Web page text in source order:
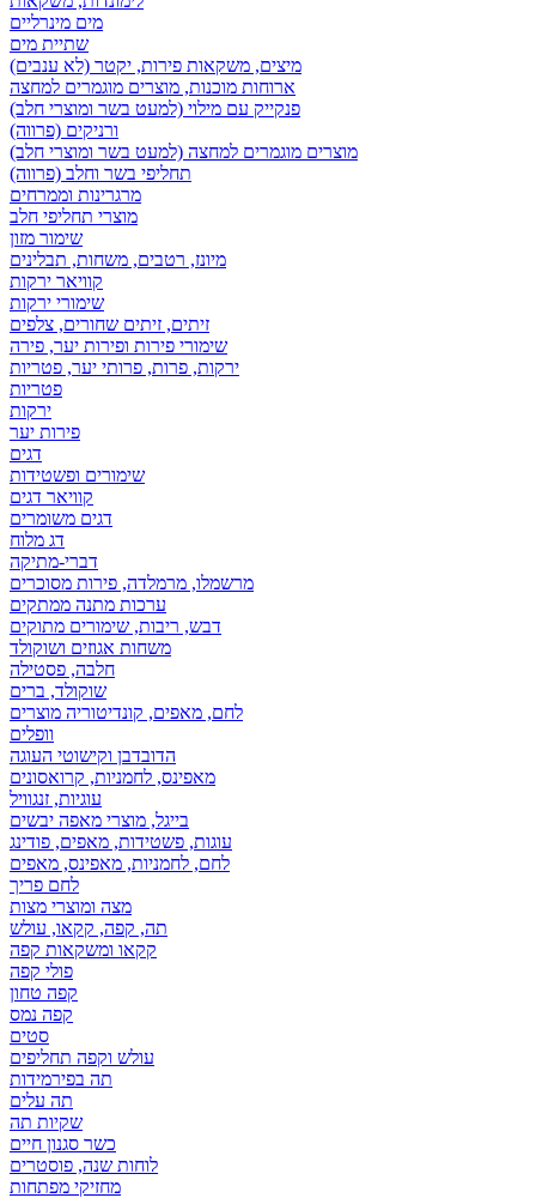
מים מינרליים
שתיית מים
מיצים, משקאות פירות, יקטר (לא ענבים)
ארוחות מוכנות, מוצרים מוגמרים למחצה
פנקייק עם מילוי (למעט בשר ומוצרי חלב)
ורניקים (פרווה)
מוצרים מוגמרים למחצה (למעט בשר ומוצרי חלב)
תחליפי בשר וחלב (פרווה)
מרגרינות וממרחים
מוצרי תחליפי חלב
שימור מזון
מיונז, רטבים, משחות, תבלינים
קוויאר ירקות
שימורי ירקות
זיתים, זיתים שחורים, צלפים
שימורי פירות ופירות יער, פירה
ירקות, פרות, פרותי יער, פטריות
פטריות
ירקות
פירות יער
דגים
שימורים ופשטידות
קוויאר דגים
דגים משומרים
דג מלוח
דברי-מתיקה
מרשמלו, מרמלדה, פירות מסוכרים
ערכות מתנה ממתקים
דבש, ריבות, שימורים מתוקים
משחות אגוזים ושוקולד
חלבה, פסטילה
שוקולד, ברים
לחם, מאפים, קונדיטוריה מוצרים
וופלים
הדובדבן וקישוטי העוגה
מאפינס, לחמניות, קרואסונים
עוגיות, זנגוויל
בייגל, מוצרי מאפה יבשים
עוגות, פשטידות, מאפים, פודינג
לחם, לחמניות, מאפינס, מאפים
לחם פריך
מצה ומוצרי מצות
תה, קפה, קקאו, עולש
קקאו ומשקאות קפה
פולי קפה
קפה טחון
קפה נמס
סטים
עולש וקפה תחליפים
תה בפירמידות
תה עלים
שקיות תה
כשר סגנון חיים
לוחות שנה, פוסטרים
מחזיקי מפתחות